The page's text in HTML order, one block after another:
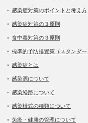
感染症対策のポイントと考え方
感染症対策の３原則
食中毒対策の３原則
標準的予防措置策（スタンダー
感染症とは
感染源について
感染経路について
感染様式の種類について
免疫・健康の管理について